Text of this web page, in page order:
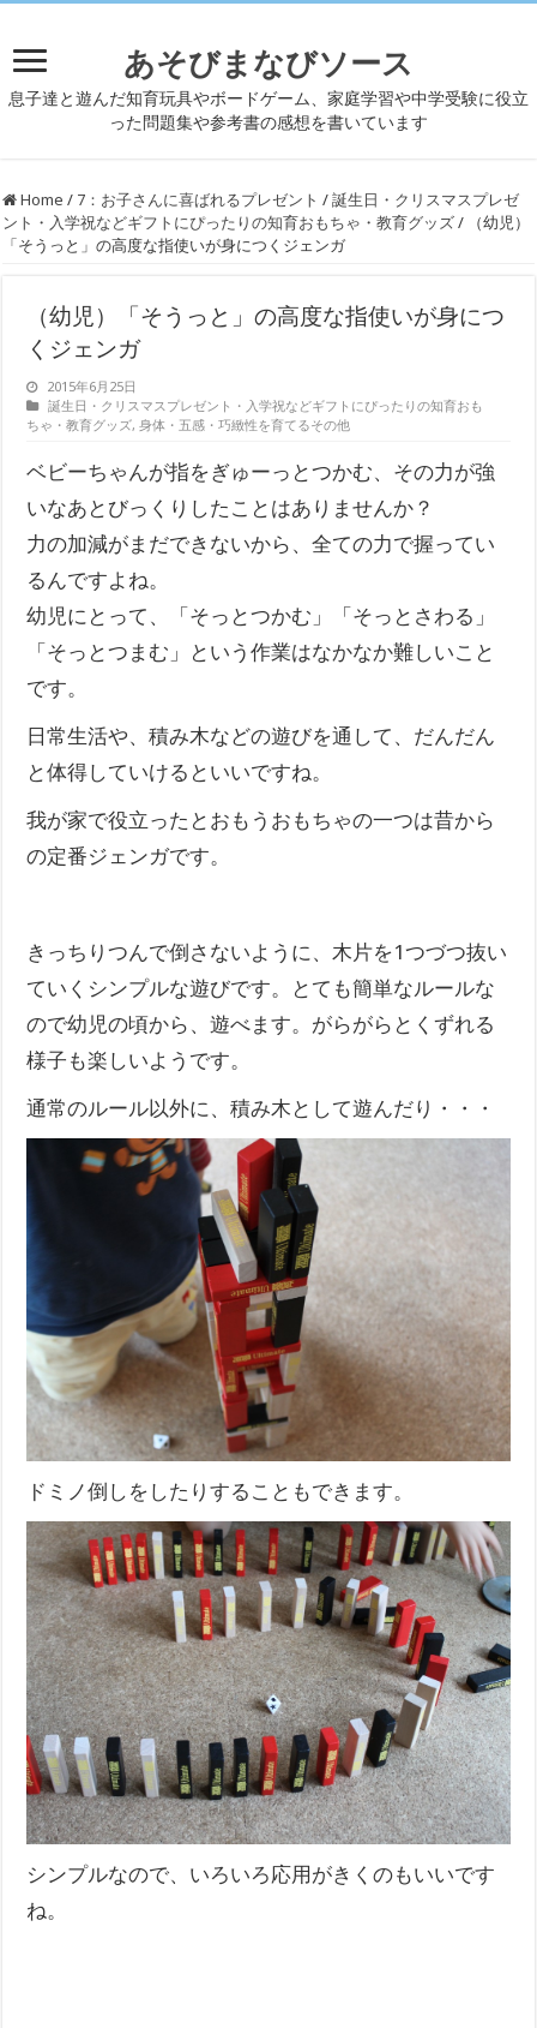
あそびまなびソース
息子達と遊んだ知育玩具やボードゲーム、家庭学習や中学受験に役立
った問題集や参考書の感想を書いています
Home / 7：お子さんに喜ばれるプレゼント /誕生日・クリスマスプレゼ
ント・入学祝などギフトにぴったりの知育おもちゃ・教育グッズ/
（幼児）
「そうっと」の高度な指使いが身につくジェンガ
（幼児）「そうっと」の高度な指使いが身につ
くジェンガ
2015年6月25日
誕生日・クリスマスプレゼント・入学祝などギフトにぴったりの知育おも
ちゃ・教育グッズ,身体・五感・巧緻性を育てるその他
ベビーちゃんが指をぎゅーっとつかむ、その力が強
いなあとびっくりしたことはありませんか？
力の加減がまだできないから、全ての力で握ってい
るんですよね。
幼児にとって、「そっとつかむ」「そっとさわる」
「そっとつまむ」という作業はなかなか難しいこと
です。
日常生活や、積み木などの遊びを通して、だんだん
と体得していけるといいですね。
我が家で役立ったとおもうおもちゃの一つは昔から
の定番ジェンガです。
きっちりつんで倒さないように、木片を1つづつ抜い
ていくシンプルな遊びです。とても簡単なルールな
ので幼児の頃から、遊べます。がらがらとくずれる
様子も楽しいようです。
通常のルール以外に、積み木として遊んだり・・・
ドミノ倒しをしたりすることもできます。
シンプルなので、いろいろ応用がきくのもいいです
ね。